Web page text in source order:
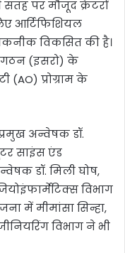
सतह पर मौजूद क्रेटरों
आर्टिफिशियल
विकसित की है।
(इसरो) के
प्रोग्राम के
अन्वेषक डॉ.
साइंस एंड
डॉ. मिली घोष,
विभाग
में मीमांसा सिन्हा,
विभाग ने भी